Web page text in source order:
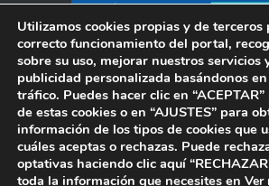
Fotograbados Casares S.L. ©
Legal| Política de
Utilizamos cookies propias y de
correcto funcionamiento del portal,
sobre su uso, mejorar nuestros servicios
publicidad personalizada basándonos
tráfico. Puedes hacer clic en “ACEPTAR”
de estas cookies o en “AJUSTES” para
información de los tipos de cookies que
cuáles aceptas o rechazas. Puede
optativas haciendo clic aquí
toda la información que necesites en Ver